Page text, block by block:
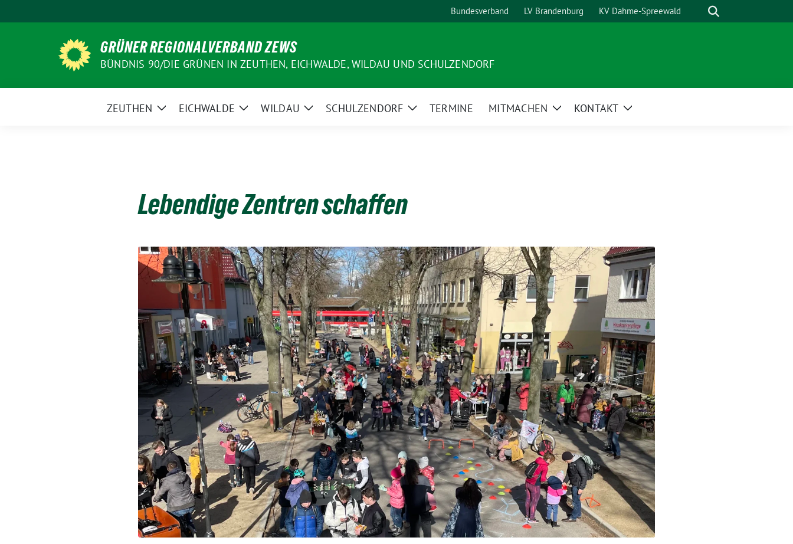
zum
Bundesverband LV Brandenburg KV Dahme-Spreewald Suche
GRÜNER REGIONALVERBAND ZEWS
BÜNDNIS 90/DIE GRÜNEN IN ZEUTHEN, EICHWALDE, WILDAU UND SCHULZENDORF
ZEUTHEN
ZeigeEICHWALDE
ZeigeWILDAU
ZeigeSCHULZENDORF
ZeigeTERMINE MITMACHEN
ZeigeKONTAKT
Zeige
Lebendige Zentren schaffen